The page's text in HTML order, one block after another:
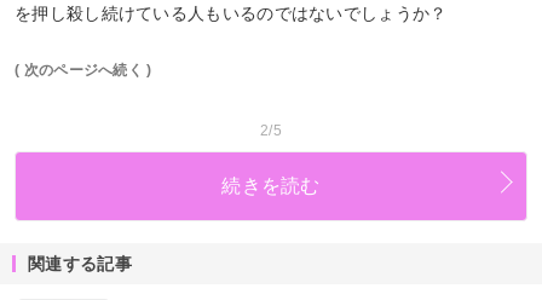
を押し殺し続けている人もいるのではないでしょうか？
( 次のページへ続く )
2/5
続きを読む
関連する記事